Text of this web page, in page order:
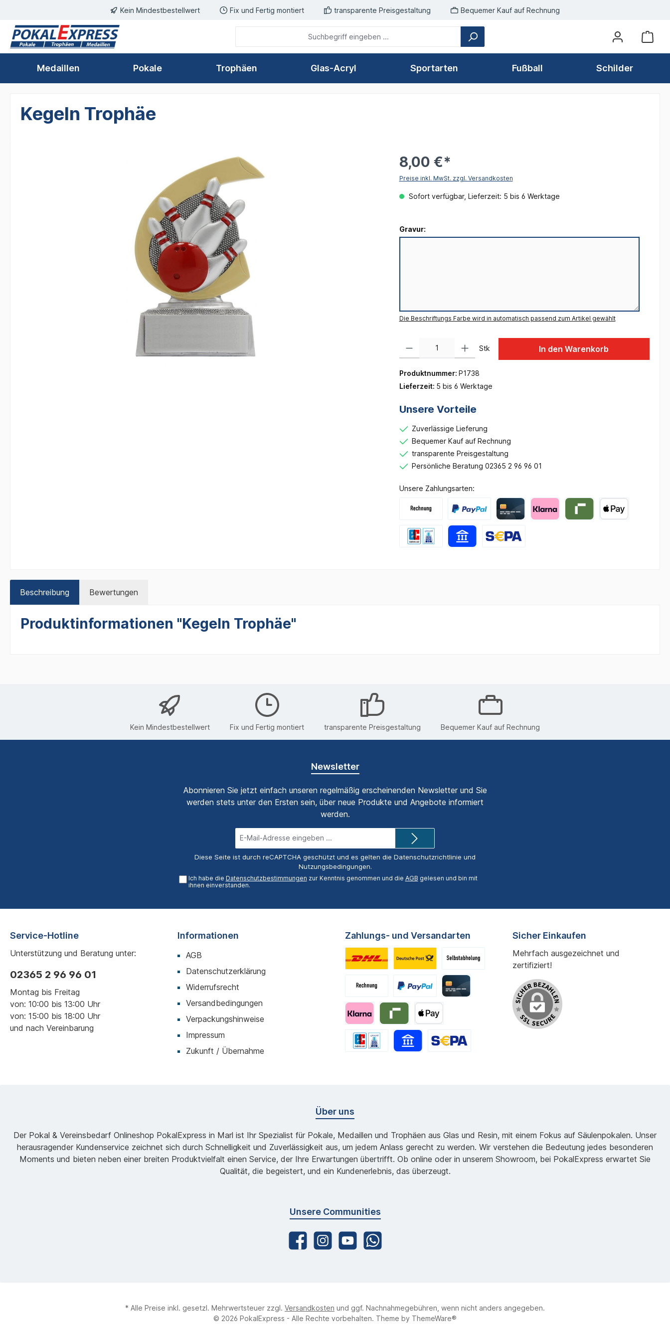
Zur Hauptnavigation springenKein Mindestbestellwert Fix und Fertig montiert transparente Preisgestaltung Bequemer Kauf auf Rechnung
Medaillen Pokale Trophäen Glas-Acryl Sportarten Fußball Schilder
Kegeln Trophäe
8,00 €*
Preise inkl. MwSt. zzgl. Versandkosten
Sofort verfügbar, Lieferzeit: 5 bis 6 Werktage
Gravur:
Die Beschriftungs Farbe wird in automatisch passend zum Artikel gewählt
Stk In den Warenkorb
Produktnummer: P1738
Lieferzeit: 5 bis 6 Werktage
Unsere Vorteile
Zuverlässige Lieferung
Bequemer Kauf auf Rechnung
transparente Preisgestaltung
Persönliche Beratung 02365 2 96 96 01
Unsere Zahlungsarten:
Beschreibung Bewertungen
Produktinformationen "Kegeln Trophäe"
Kein Mindestbestellwert Fix und Fertig montiert transparente Preisgestaltung Bequemer Kauf auf Rechnung
Newsletter
Abonnieren Sie jetzt einfach unseren regelmäßig erscheinenden Newsletter und Sie
werden stets unter den Ersten sein, über neue Produkte und Angebote informiert
werden.
Mail-
Adresse*
Diese Seite ist durch reCAPTCHA geschützt und es gelten die Datenschutzrichtlinie und
Nutzungsbedingungen.
Ich habe die Datenschutzbestimmungen zur Kenntnis genommen und die AGB gelesen und bin mit
ihnen einverstanden.
Service-Hotline
Unterstützung und Beratung unter:
02365 2 96 96 01
Montag bis Freitag
von: 10:00 bis 13:00 Uhr
von: 15:00 bis 18:00 Uhr
und nach Vereinbarung
Informationen
AGB
Datenschutzerklärung
Widerrufsrecht
Versandbedingungen
Verpackungshinweise
Impressum
Zukunft / Übernahme
Zahlungs- und Versandarten Sicher Einkaufen
Mehrfach ausgezeichnet und
zertifiziert!
Über uns
Der Pokal & Vereinsbedarf Onlineshop PokalExpress in Marl ist Ihr Spezialist für Pokale, Medaillen und Trophäen aus Glas und Resin, mit einem Fokus auf Säulenpokalen. Unser
herausragender Kundenservice zeichnet sich durch Schnelligkeit und Zuverlässigkeit aus, um jedem Anlass gerecht zu werden. Wir verstehen die Bedeutung jedes besonderen
Moments und bieten neben einer breiten Produktvielfalt einen Service, der Ihre Erwartungen übertrifft. Ob online oder in unserem Showroom, bei PokalExpress erwartet Sie
Qualität, die begeistert, und ein Kundenerlebnis, das überzeugt.
Unsere Communities
* Alle Preise inkl. gesetzl. Mehrwertsteuer zzgl. Versandkosten und ggf. Nachnahmegebühren, wenn nicht anders angegeben.
© 2026 PokalExpress - Alle Rechte vorbehalten. Theme by ThemeWare®